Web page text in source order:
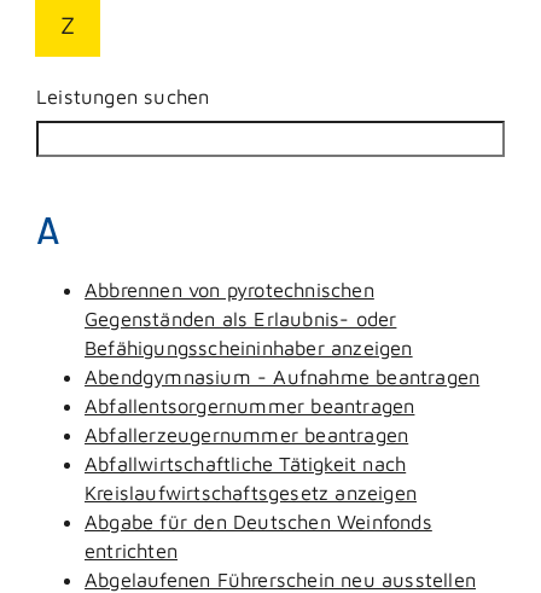
Z
Leistungen suchen
A
Abbrennen von pyrotechnischen
Gegenständen als Erlaubnis- oder
Befähigungsscheininhaber anzeigen
Abendgymnasium - Aufnahme beantragen
Abfallentsorgernummer beantragen
Abfallerzeugernummer beantragen
Abfallwirtschaftliche Tätigkeit nach
Kreislaufwirtschaftsgesetz anzeigen
Abgabe für den Deutschen Weinfonds
entrichten
Abgelaufenen Führerschein neu ausstellen